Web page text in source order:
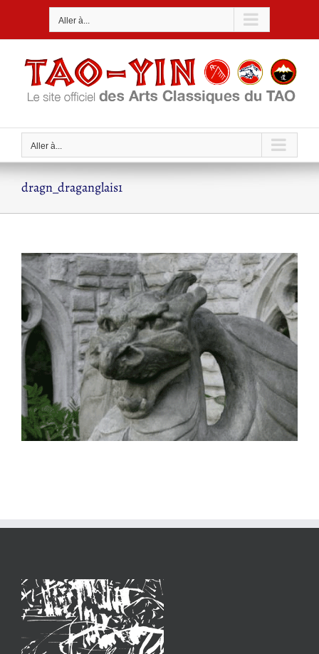
Aller à...
Aller à...
dragn_draganglais1